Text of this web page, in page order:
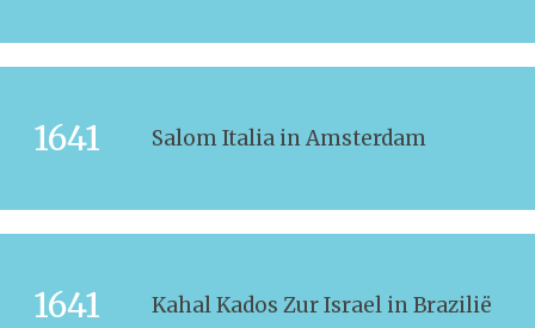
1641 Salom Italia in Amsterdam
1641 Kahal Kados Zur Israel in Brazilië